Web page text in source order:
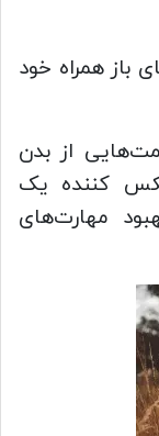
باز همراه خود
از بدن
کننده یک
مهارت‌های